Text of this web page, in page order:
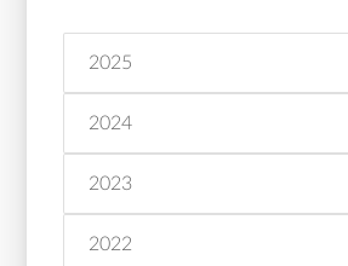
2025
2024
2023
2022